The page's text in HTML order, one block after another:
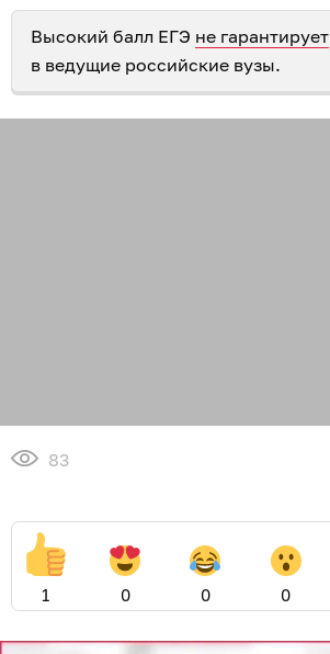
Высокий балл ЕГЭ не гарантирует
в ведущие российские вузы.
83
1 0 0 0